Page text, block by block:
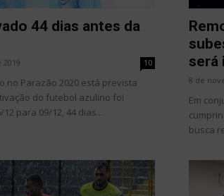
44 dias antes da
10
no Parazão 2020 está prevista
do futebol azulino foi
para 09/12, 44 dias...
será
8 de
Em
busca